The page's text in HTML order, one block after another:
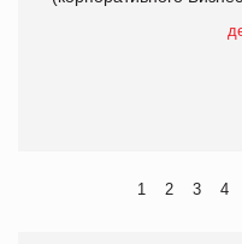
1 2 3 4